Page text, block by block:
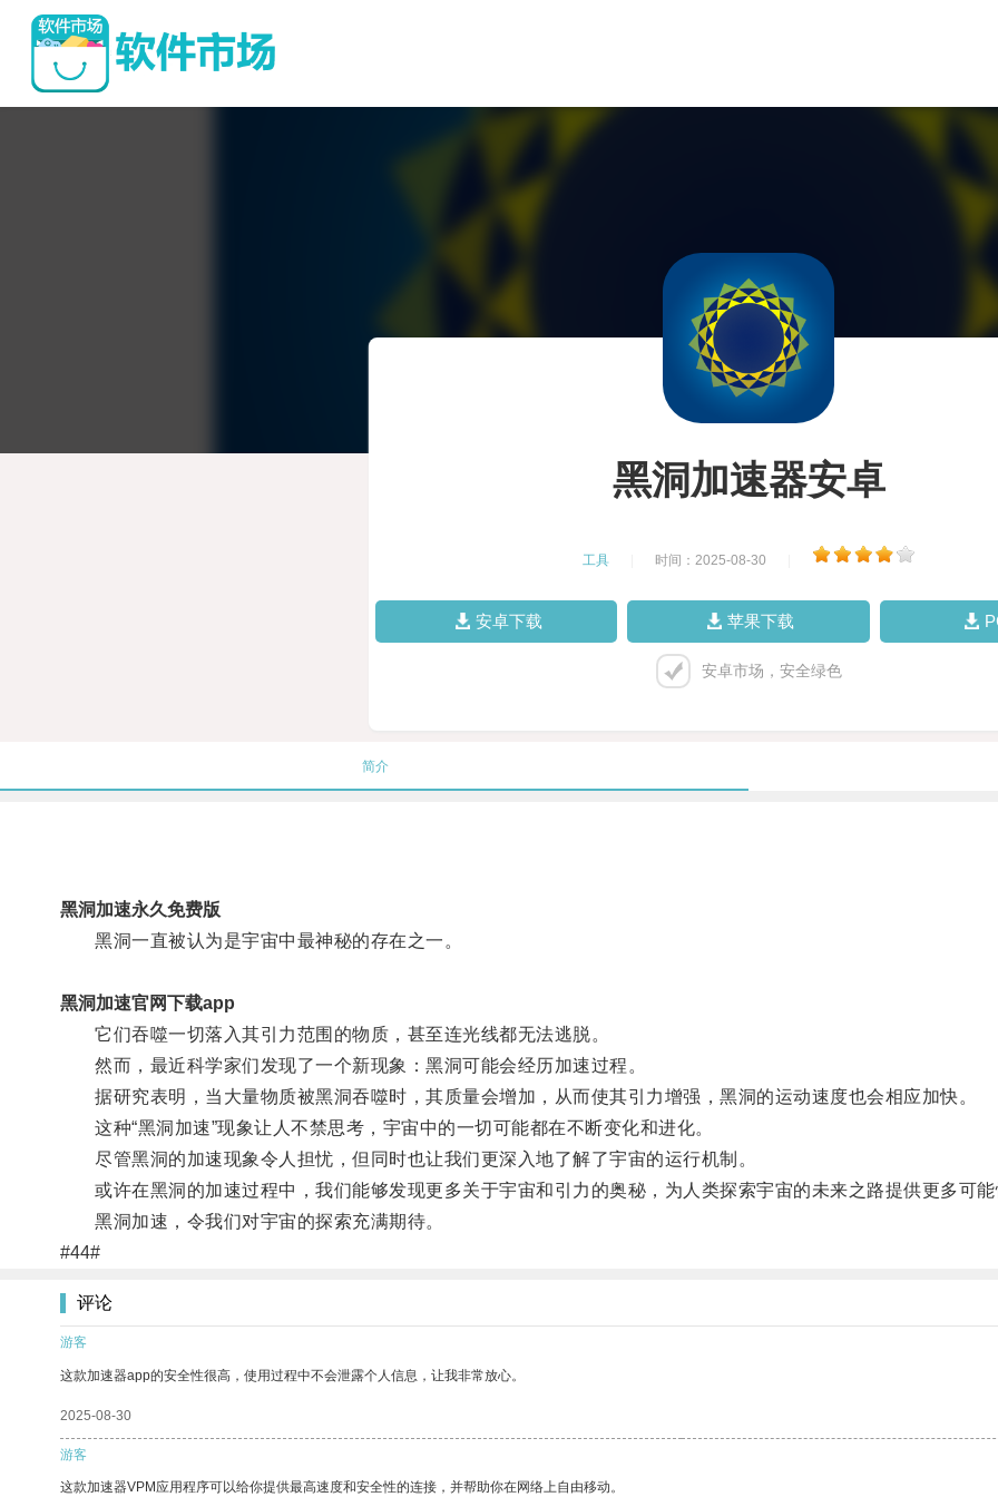
黑洞加速器安卓
工具 时间：2025-08-30
安卓下载 苹果下载
安卓市场，安全绿色
简介
黑洞加速永久免费版
黑洞一直被认为是宇宙中最神秘的存在之一。
黑洞加速官网下载app
它们吞噬一切落入其引力范围的物质，甚至连光线都无法逃脱。
然而，最近科学家们发现了一个新现象：黑洞可能会经历加速过程。
据研究表明，当大量物质被黑洞吞噬时，其质量会增加，从而使其引力增强，黑洞的运动速度也会相应加快。
这种“黑洞加速”现象让人不禁思考，宇宙中的一切可能都在不断变化和进化。
尽管黑洞的加速现象令人担忧，但同时也让我们更深入地了解了宇宙的运行机制。
或许在黑洞的加速过程中，我们能够发现更多关于宇宙和引力的奥秘，为人类探索宇宙的未来之路提供更多可能
黑洞加速，令我们对宇宙的探索充满期待。
#44#
评论
游客
这款加速器app的安全性很高，使用过程中不会泄露个人信息，让我非常放心。
2025-08-30
游客
这款加速器VPM应用程序可以给你提供最高速度和安全性的连接，并帮助你在网络上自由移动。